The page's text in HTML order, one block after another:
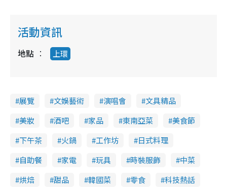
活動資訊
地點 上環
展覽 文娛藝術 演唱會
文具精品
美妝
酒吧 家品 東南亞菜
美食節
下午茶
火鍋 工作坊
日式料理
自助餐
家電 玩具 時裝服飾
中菜
烘焙
甜品 韓國菜 零食
科技熱話